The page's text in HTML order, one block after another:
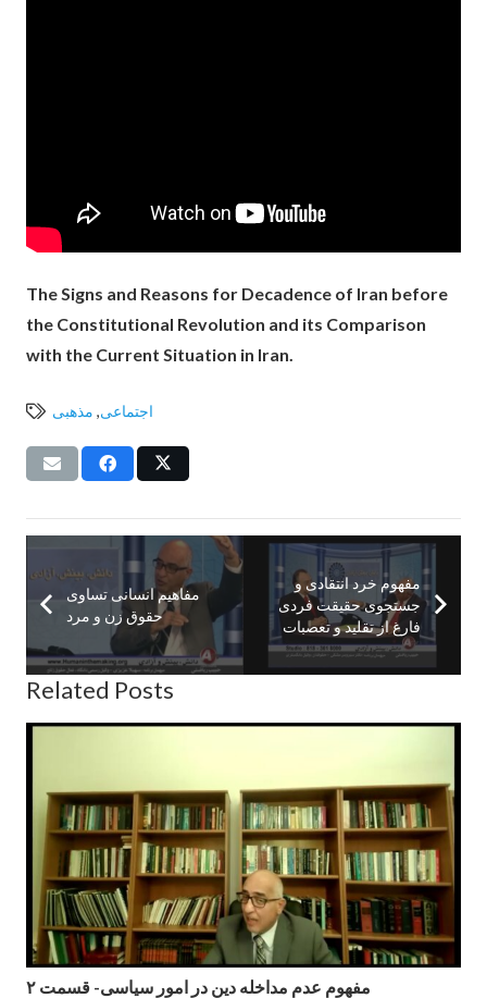
The Signs and Reasons for Decadence of Iran before
the Constitutional Revolution and its Comparison
with the Current Situation in Iran.
اجتماعی, مذهبی
مفاهیم انسانی تساوی
حقوق زن و مرد
مفهوم خرد انتقادى و
جستجوى حقيقت فردى
فارغ از تقليد و تعصبات
Related Posts
مفهوم عدم مداخله دین در امور سیاسی- قسمت ۲